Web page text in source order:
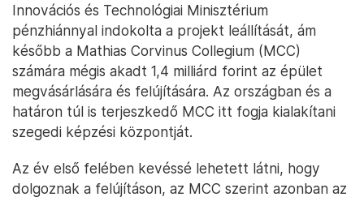
Innovációs és Technológiai Minisztérium
pénzhiánnyal indokolta a projekt leállítását, ám
később a Mathias Corvinus Collegium (MCC)
számára mégis akadt 1,4 milliárd forint az épület
megvásárlására és felújítására. Az országban és a
határon túl is terjeszkedő MCC itt fogja kialakítani
szegedi képzési központját.
Az év első felében kevéssé lehetett látni, hogy
dolgoznak a felújításon, az MCC szerint azonban az